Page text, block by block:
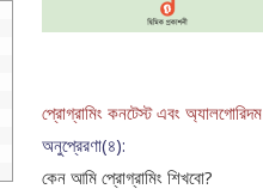
প্রোগ্রামিং কনটেস্ট এবং অ‍্যালগোরিদম
অনুপ্রেরণা(৪):
কেন আমি প্রোগ্রামিং শিখবো?